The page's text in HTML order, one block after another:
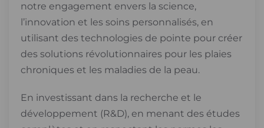
notre engagement envers la science,
l’innovation et les soins personnalisés, en
utilisant des technologies de pointe pour créer
des solutions révolutionnaires pour les plaies
chroniques et les maladies de la peau.
En investissant dans la recherche et le
développement (R&D), en menant des études